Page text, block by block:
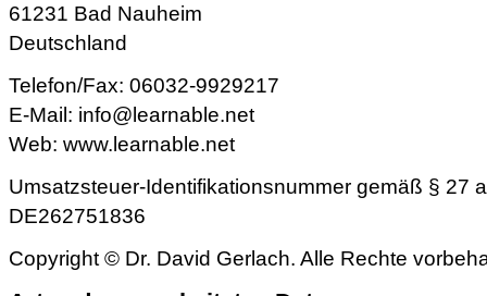
61231 Bad Nauheim
Deutschland
Telefon/Fax: 06032-9929217
E-Mail: info@learnable.net
Web: www.learnable.net
Umsatzsteuer-Identifikationsnummer gemäß § 27
DE262751836
Copyright © Dr. David Gerlach. Alle Rechte